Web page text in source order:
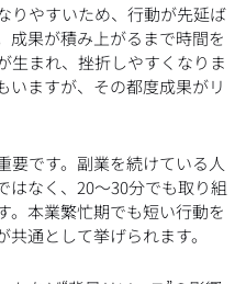
りやすいため、行動が先延ば
成果が積み上がるまで時間を
生まれ、挫折しやすくなりま
いますが、その都度成果がリ
要です。副業を続けている人
はなく、20〜30分でも取り組
。本業繁忙期でも短い行動を
通として挙げられます。